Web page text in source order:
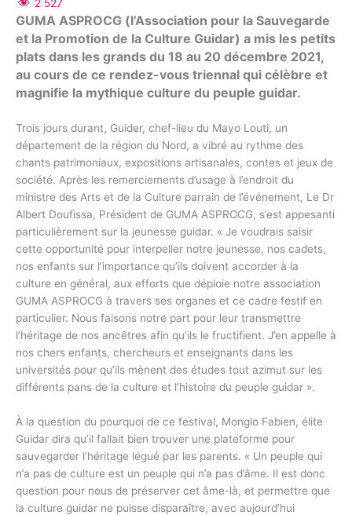
2 527
GUMA ASPROCG (l’Association pour la Sauvegarde
et la Promotion de la Culture Guidar) a mis les petits
plats dans les grands du 18 au 20 décembre 2021,
au cours de ce rendez-vous triennal qui célèbre et
magnifie la mythique culture du peuple guidar.
Trois jours durant, Guider, chef-lieu du Mayo Louti, un
département de la région du Nord, a vibré au rythme des
chants patrimoniaux, expositions artisanales, contes et jeux de
société. Après les remerciements d’usage à l’endroit du
ministre des Arts et de la Culture parrain de l’événement, Le Dr
Albert Doufissa, Président de GUMA ASPROCG, s’est appesanti
particulièrement sur la jeunesse guidar. « Je voudrais saisir
cette opportunité pour interpeller notre jeunesse, nos cadets,
nos enfants sur l’importance qu’ils doivent accorder à la
culture en général, aux efforts que déploie notre association
GUMA ASPROCG à travers ses organes et ce cadre festif en
particulier. Nous faisons notre part pour leur transmettre
l’héritage de nos ancêtres afin qu’ils le fructifient. J’en appelle à
nos chers enfants, chercheurs et enseignants dans les
universités pour qu’ils mènent des études tout azimut sur les
différents pans de la culture et l’histoire du peuple guidar ».
À la question du pourquoi de ce festival, Monglo Fabien, élite
Guidar dira qu’il fallait bien trouver une plateforme pour
sauvegarder l’héritage légué par les parents. « Un peuple qui
n’a pas de culture est un peuple qui n’a pas d’âme. Il est donc
question pour nous de préserver cet âme-là, et permettre que
la culture guidar ne puisse disparaître, avec aujourd’hui